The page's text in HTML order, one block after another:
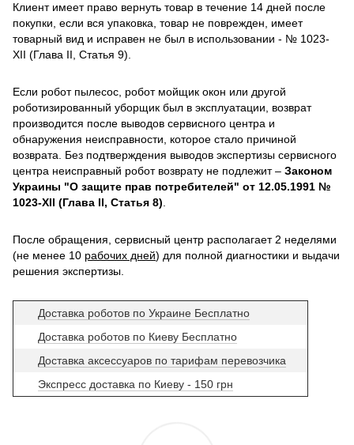
Клиент имеет право вернуть товар в течение 14 дней после
покупки, если вся упаковка, товар не поврежден, имеет
товарный вид и исправен не был в использовании - № 1023-
XII (Глава II, Статья 9).
Если робот пылесос, робот мойщик окон или другой
роботизированный уборщик был в эксплуатации, возврат
производится после выводов сервисного центра и
обнаружения неисправности, которое стало причиной
возврата. Без подтверждения выводов экспертизы сервисного
центра неисправный робот возврату не подлежит – Законом
Украины "О защите прав потребителей" от 12.05.1991 №
1023-XII (Глава II, Статья 8)
После обращения, сервисный центр располагает 2 неделями
(не менее 10 рабочих дней) для полной диагностики и выдачи
решения экспертизы.
Доставка роботов по Украине Бесплатно
Доставка роботов по Киеву Бесплатно
Доставка аксессуаров по тарифам перевозчика
Экспресс доставка по Киеву - 150 грн